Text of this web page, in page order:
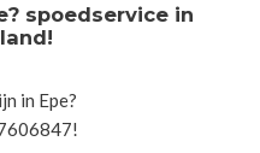
spoedservice in
in Epe?